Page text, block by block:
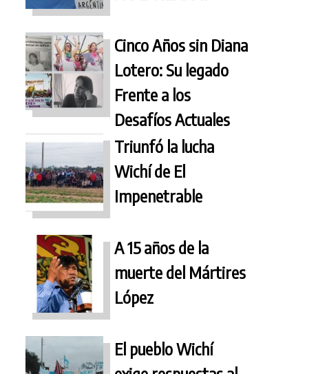
Cinco Años sin Diana
Lotero: Su legado
Frente a los
Desafíos Actuales
Triunfó la lucha
Wichí de El
Impenetrable
A 15 años de la
muerte del Mártires
López
El pueblo Wichí